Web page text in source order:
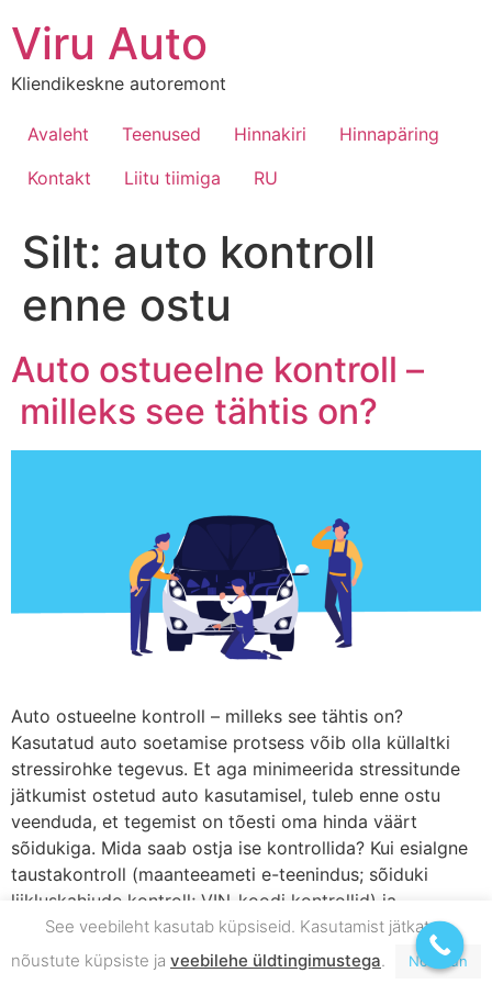
Viru Auto
Kliendikeskne autoremont
Avaleht Teenused Hinnakiri
Hinnapäring
Kontakt
Liitu tiimiga RU
Silt: auto kontroll
enne ostu
Auto ostueelne kontroll –
milleks see tähtis on?
Auto ostueelne kontroll – milleks see tähtis on?
Kasutatud auto soetamise protsess võib olla küllaltki
stressirohke tegevus. Et aga minimeerida stressitunde
jätkumist ostetud auto kasutamisel, tuleb enne ostu
veenduda, et tegemist on tõesti oma hinda väärt
sõidukiga. Mida saab ostja ise kontrollida? Kui esialgne
taustakontroll (maanteeameti e-teenindus; sõiduki
liikluskahjude kontroll; VIN-koodi kontrollid) ja
proovisõit tehtud ning […]
See veebileht kasutab küpsiseid. Kasutamist jätkates
nõustute küpsiste ja veebilehe üldtingimustega. Nõustun